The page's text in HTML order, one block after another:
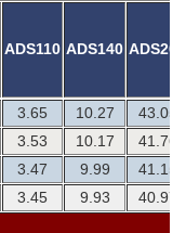
ADS110 ADS140 ADS200
3.65 10.27
43.05
3.53 10.17
41.76
3.47 9.99
41.15
3.45 9.93 40.97